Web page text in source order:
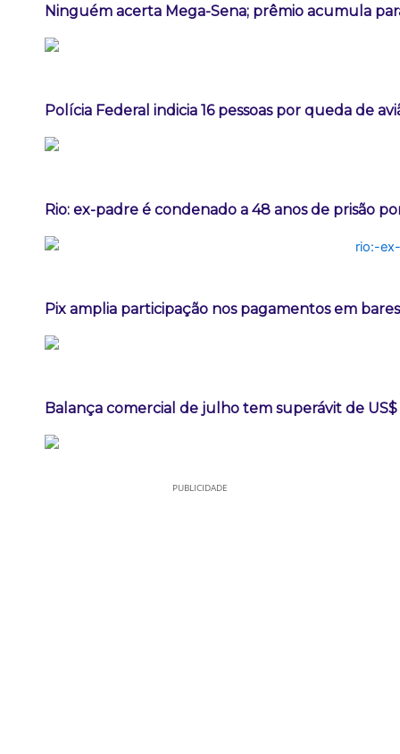
Ninguém acerta Mega-Sena; prêmio acumula
Polícia Federal indicia 16 pessoas por queda de
Rio: ex-padre é condenado a 48 anos de prisão
Pix amplia participação nos pagamentos em
Balança comercial de julho tem superávit de
PUBLICIDADE